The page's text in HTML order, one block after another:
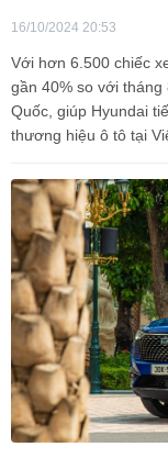
16/10/2024 20:53
Với hơn 6.500 chiếc
gần 40% so với
Quốc, giúp Hyundai
thương hiệu ô tô tại